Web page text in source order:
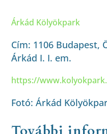
Árkád Kölyökpark
Cím: 1106 Budapest,
Árkád I. I. em.
https://
Fotó: Árkád